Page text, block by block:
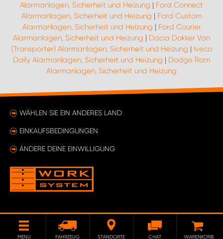
Alarmanlagen, Sicherheit und Heizung | Ford Connect
Alarmanlagen, Sicherheit und Heizung | Ford Custom
Alarmanlagen, Sicherheit und Heizung | Ford Courier
Alarmanlagen, Sicherheit und Heizung | Dacia Dokker Van
(Transporter) Alarmanlagen, Sicherheit und Heizung | Iveco
Daily Alarmanlagen, Sicherheit und Heizung | Dodge Ram
Alarmanlagen, Sicherheit und Heizung
WÄHLEN SIE EIN ANDERES LAND
EINKAUFSBEDINGUNGEN
ÄNDERE DEINE EINWILLIGUNG
MENÜ FAHRZEUG STANDORTE CHAT WARENKORB